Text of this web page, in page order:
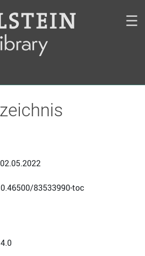
☰
83533990-toc